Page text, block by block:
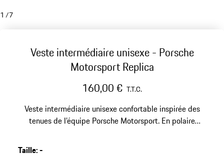
1 /7
Veste intermédiaire unisexe - Porsche
Motorsport Replica
160,00 € T.T.C.
Veste intermédiaire unisexe confortable inspirée des
tenues de l’équipe Porsche Motorsport. En polaire
Taille:-